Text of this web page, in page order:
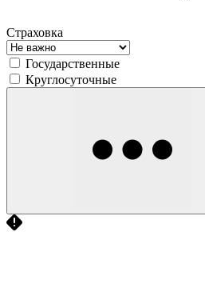
Страховка
Государственные
Круглосуточные